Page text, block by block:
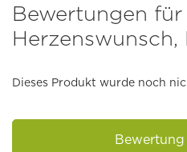
Bewertungen
Herzenswunsch,
Dieses Produkt wurde noch